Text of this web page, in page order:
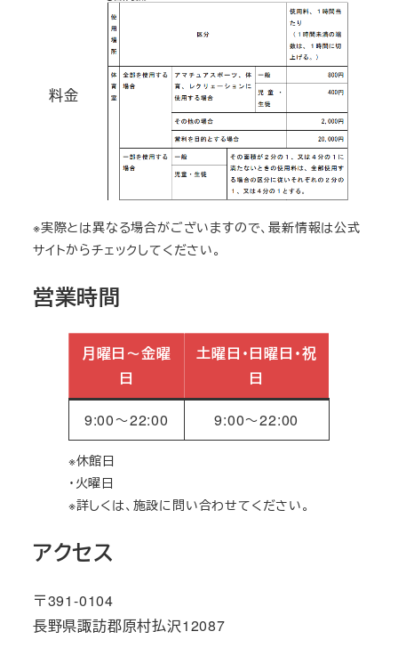
料金
※実際とは異なる場合がございますので、最新情報は公式
サイトからチェックしてください。
営業時間
月曜日～金曜
日
土曜日・日曜日・祝
日
9:00～22:00 9:00～22:00
※休館日
・火曜日
※詳しくは、施設に問い合わせてください。
アクセス
〒391-0104
長野県諏訪郡原村払沢12087